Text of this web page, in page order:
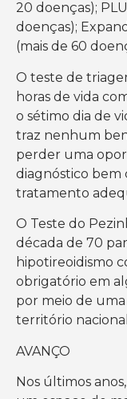
20 doenças);
doenças);
(mais de 60
O teste de
horas de vida
o sétimo dia de
traz nenhum
perder uma
diagnóstico bem
tratamento
O Teste do
década de 70
hipotireoidismo
obrigatório em
por meio de
território
AVANÇO
Nos últimos